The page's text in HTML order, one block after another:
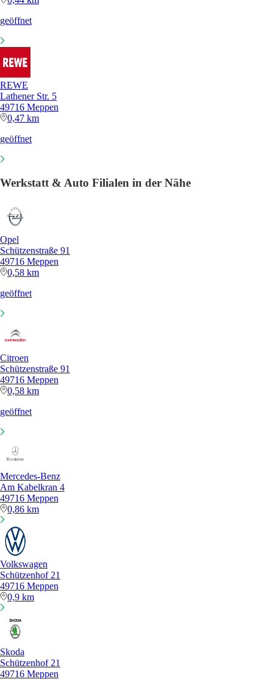
geöffnet
REWE
Lathener Str. 5
49716 Meppen
0,47 km
geöffnet
Werkstatt & Auto Filialen in der Nähe
Opel
Schützenstraße 91
49716 Meppen
0,58 km
geöffnet
Citroen
Schützenstraße 91
49716 Meppen
0,58 km
geöffnet
Mercedes-Benz
Am Kabelkran 4
49716 Meppen
0,86 km
Volkswagen
Schützenhof 21
49716 Meppen
0,9 km
Skoda
Schützenhof 21
49716 Meppen